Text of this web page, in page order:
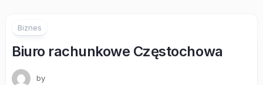
Biznes
Biuro rachunkowe Częstochowa
by